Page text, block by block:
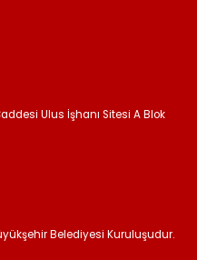
Ulus İşhanı Sitesi A Blok
Belediyesi Kuruluşudur.